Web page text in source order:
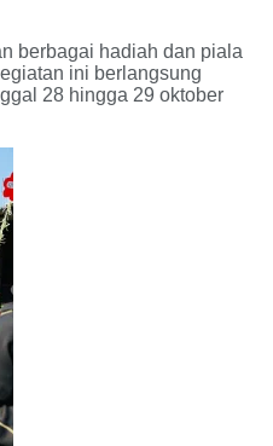
berbagai hadiah dan piala
ini berlangsung
28 hingga 29 oktober